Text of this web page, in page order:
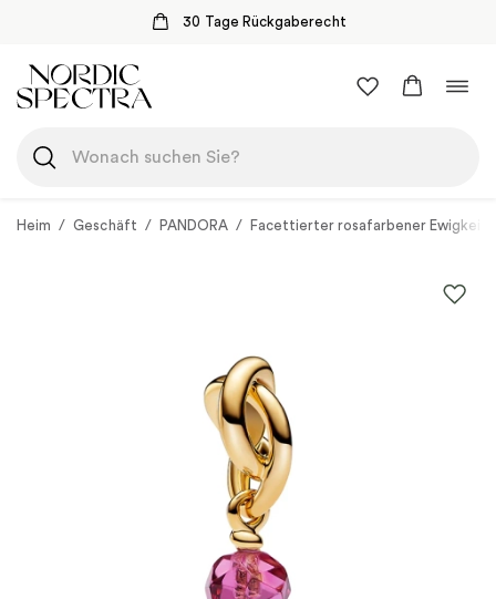
Sichere Zahlung mit Klarna
Inhalt
springen
Heim / Geschäft / PANDORA / Facettierter rosafarbener